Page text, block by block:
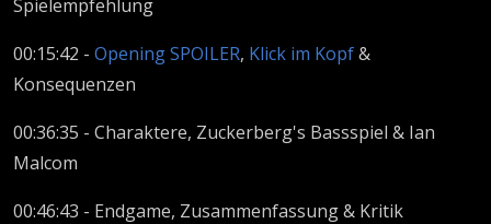
Spielempfehlung
00:15:42 - Opening SPOILER, Klick im Kopf&
Konsequenzen
00:36:35 - Charaktere, Zuckerberg's Bassspiel & Ian
Malcom
00:46:43 - Endgame, Zusammenfassung & Kritik